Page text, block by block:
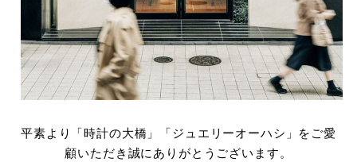
平素より「時計の大橋」「ジュエリーオーハシ」をご愛
顧いただき誠にありがとうございます。